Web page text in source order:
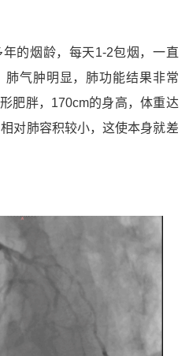
的烟龄，每天1-2包烟，一直
气肿明显，肺功能结果非常
肥胖，170cm的身高，体重达
对肺容积较小，这使本身就差